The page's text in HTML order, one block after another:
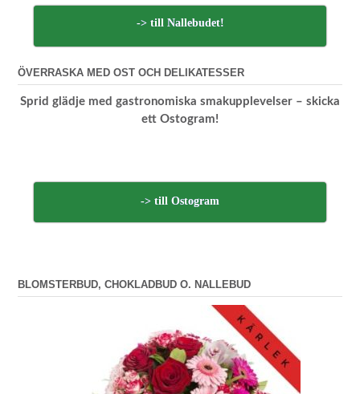
-> till Nallebudet!
ÖVERRASKA MED OST OCH DELIKATESSER
Sprid glädje med gastronomiska smakupplevelser – skicka
ett Ostogram!
-> till Ostogram
BLOMSTERBUD, CHOKLADBUD O. NALLEBUD